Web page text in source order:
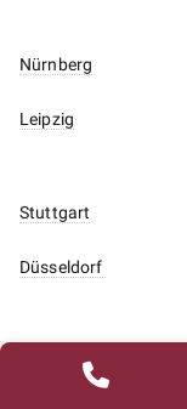
Nürnberg
Leipzig
Stuttgart
Düsseldorf
Frankfurt am Main